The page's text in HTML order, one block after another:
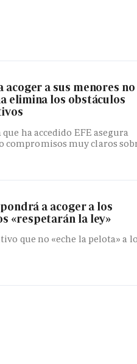
a sus menores no
elimina los obstáculos
ha accedido EFE asegura
compromisos muy claros
a acoger a los
«respetarán la ley»
que no «eche la pelota» a